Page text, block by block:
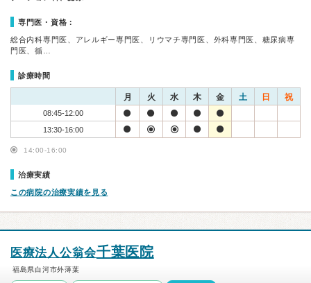
専門医・資格：
総合内科専門医、アレルギー専門医、リウマチ専門医、外科専門医、糖尿病専
門医、循…
診療時間
月 火 水 木 金 土 日 祝
08:45-12:00
13:30-16:00
14:00-16:00
治療実績
この病院の治療実績を見る
医療法人公翁会千葉医院
福島県白河市外薄葉